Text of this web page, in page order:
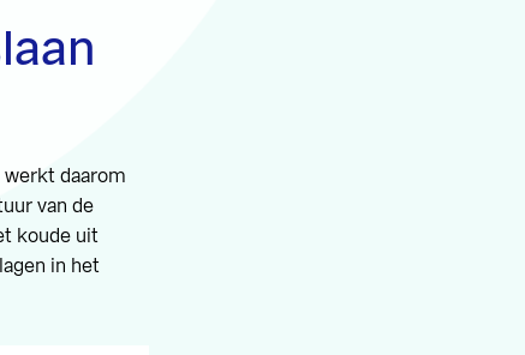
daarom
van de
koude uit
in het